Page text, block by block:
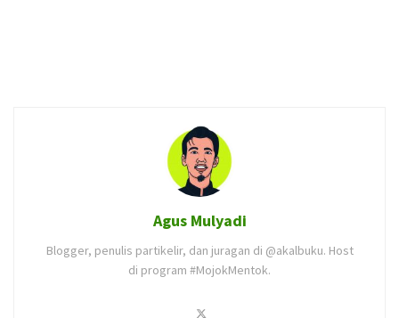
Agus Mulyadi
Blogger, penulis partikelir, dan juragan di @akalbuku. Host
di program #MojokMentok.